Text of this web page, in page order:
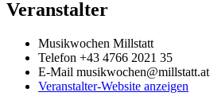
Veranstalter
Musikwochen Millstatt
Telefon +43 4766 2021 35
E-Mail musikwochen@millstatt.at
Veranstalter-Website anzeigen